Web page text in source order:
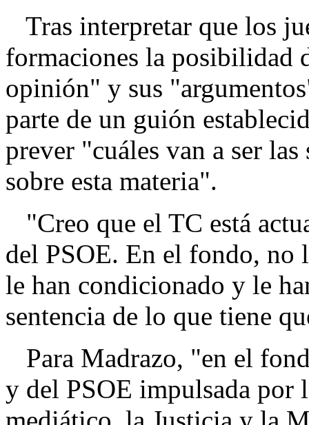
Tras interpretar que los
formaciones la posibilidad
opinión" y sus
parte de un guión
prever "cuáles van a ser
sobre esta materia".
"Creo que el TC está
del PSOE. En el fondo, no
le han condicionado y le
sentencia de lo que tiene
Para Madrazo, "en el
y del PSOE impulsada por